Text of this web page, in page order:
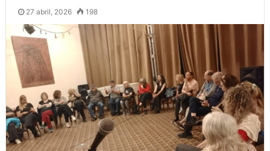
27 abril, 2026 198